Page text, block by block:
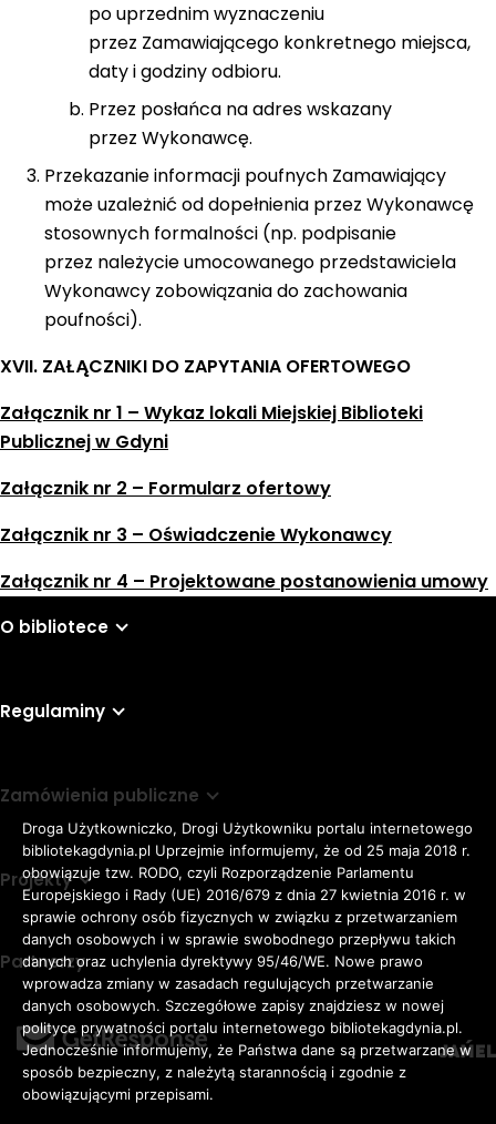
Rozmiar
czcionki
Adomyślna czcionka
Awiększa czcionka
Aduża czcionka
KONTRAST:
ZWIĘKSZ
ODSTĘPY
W
po uprzednim wyznaczeniu
przez Zamawiającego konkretnego miejsca,
daty i godziny odbioru.
Przez posłańca na adres wskazany
przez Wykonawcę.
Przekazanie informacji poufnych Zamawiający
może uzależnić od dopełnienia przez Wykonawcę
stosownych formalności (np. podpisanie
przez należycie umocowanego przedstawiciela
Wykonawcy zobowiązania do zachowania
poufności).
XVII. ZAŁĄCZNIKI DO ZAPYTANIA OFERTOWEGO
Załącznik nr 1 – Wykaz lokali Miejskiej Biblioteki
Publicznej w Gdyni
Załącznik nr 2 – Formularz ofertowy
Załącznik nr 3 – Oświadczenie Wykonawcy
Załącznik nr 4 – Projektowane postanowienia umowy
O bibliotece
Regulaminy
Zamówienia publiczne
Projekty
Partnerzy
Droga Użytkowniczko, Drogi Użytkowniku portalu internetowego
bibliotekagdynia.pl Uprzejmie informujemy, że od 25 maja 2018 r.
obowiązuje tzw. RODO, czyli Rozporządzenie Parlamentu
Europejskiego i Rady (UE) 2016/679 z dnia 27 kwietnia 2016 r. w
sprawie ochrony osób fizycznych w związku z przetwarzaniem
danych osobowych i w sprawie swobodnego przepływu takich
danych oraz uchylenia dyrektywy 95/46/WE. Nowe prawo
wprowadza zmiany w zasadach regulujących przetwarzanie
danych osobowych. Szczegółowe zapisy znajdziesz w nowej
polityce prywatności portalu internetowego bibliotekagdynia.pl.
Jednocześnie informujemy, że Państwa dane są przetwarzane w
sposób bezpieczny, z należytą starannością i zgodnie z
obowiązującymi przepisami.